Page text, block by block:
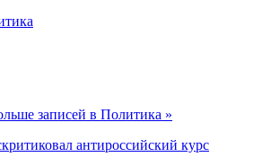
записей в Политика »
антироссийский курс